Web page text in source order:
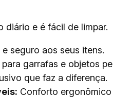
diário e é fácil de limpar.
seguro aos seus itens.
garrafas e objetos
que faz a diferença.
Conforto